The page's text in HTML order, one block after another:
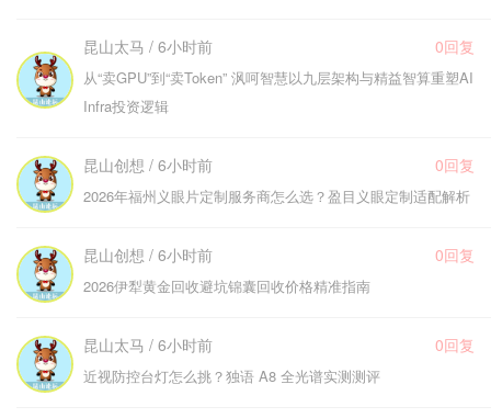
昆山太马 / 6小时前 0回复
从“卖GPU”到“卖Token” 沨呵智慧以九层架构与精益智算重塑AI
Infra投资逻辑
昆山创想 / 6小时前 0回复
2026年福州义眼片定制服务商怎么选？盈目义眼定制适配解析
昆山创想 / 6小时前 0回复
2026伊犁黄金回收避坑锦囊回收价格精准指南
昆山太马 / 6小时前 0回复
近视防控台灯怎么挑？独语 A8 全光谱实测测评